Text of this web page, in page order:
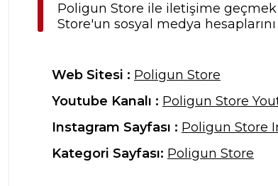
Poligun Store ile iletişime
Store'un sosyal medya
Web Sitesi : Poligun Store
Youtube Kanalı : Poligun Store
Instagram Sayfası : Poligun Store
Kategori Sayfası: Poligun Store